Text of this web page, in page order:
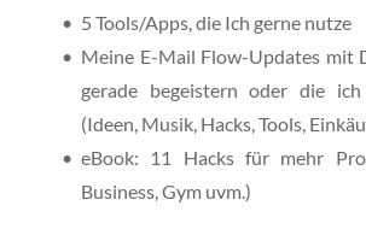
5 Tools/Apps, die Ich gerne nutze
Meine E-Mail Flow-Updates mit
gerade begeistern oder die
(Ideen, Musik, Hacks, Tools,
eBook: 11 Hacks für mehr
Business, Gym uvm.)